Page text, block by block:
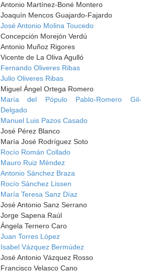
Antonio Martínez-Boné Montero
Joaquín Mencos Guajardo-Fajardo
José Antonio Molina Toucedo
Concepción Morejón Verdú
Antonio Muñoz Rigores
Vicente de La Oliva Agulló
Fernando Oliveres Ribas
Julio Oliveres Ribas
Miguel Ángel Ortega Romero
María del Pópulo Pablo-Romero Gil-
Delgado
Manuel Luis Pazos Casado
José Pérez Blanco
María José Rodríguez Soto
Rocío Román Collado
Mauro Ruiz Méndez
Antonio Sánchez Braza
Rocío Sánchez Lissen
María Teresa Sanz Díaz
José Antonio Sanz Serrano
Jorge Sapena Raúl
Ángela Ternero Caro
Juan Torres López
Isabel Vázquez Bermúdez
José Antonio Vázquez Rosso
Francisco Velasco Cano